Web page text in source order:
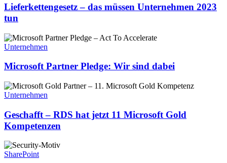
müssen
Unternehmen
2023
tun
Lieferkettengesetz – das müssen Unternehmen 2023
tun
Microsoft
Partner
Wir
dabei
Unternehmen
Microsoft Partner Pledge: Wir sind dabei
Geschafft
–
hat
jetzt
11
Microsoft
Gold
Kompetenzen
Unternehmen
Geschafft – RDS hat jetzt 11 Microsoft Gold
Kompetenzen
Ist
die
SharePoint